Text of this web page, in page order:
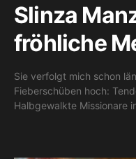
Slinza
fröhliche
Sie verfolgt mich schon
Fieberschüben hoch:
Halbgewalkte Missionare